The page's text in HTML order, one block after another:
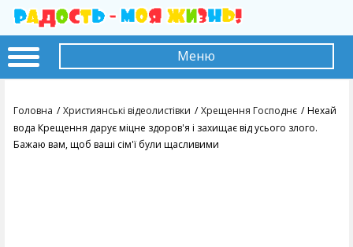
Меню
Головна Християнські відеолистівки Хрещення Господнє
Нехай
вода Крещення дарує міцне здоров'я і захищає від усього злого.
Бажаю вам, щоб ваші сім'ї були щасливими